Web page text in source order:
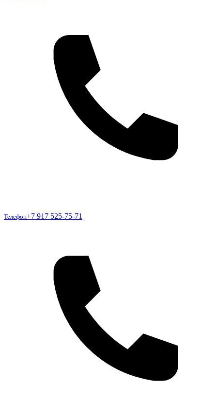
Телефон
Телефон+7 917 525-75-71